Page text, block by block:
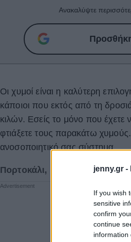
jenny.gr -
If you wish
sensitive
confirm
continue
information
Ανακαλύψτε
Οι χυμοί είναι η καλύτερη
κάποιοι που εκτός από τη
κιλών. Εσείς το μόνο που έχετε
φτιάξετε τους παρακάτω χυμούς.
ανοσοποιητικό σας σύστημα.
Πορτοκάλι, μήλο και αχλάδι